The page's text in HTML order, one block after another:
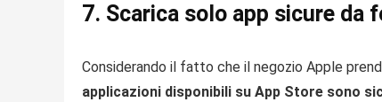
7. Scarica solo app sicure da
Considerando il fatto che il negozio Apple
applicazioni disponibili su App Store sono